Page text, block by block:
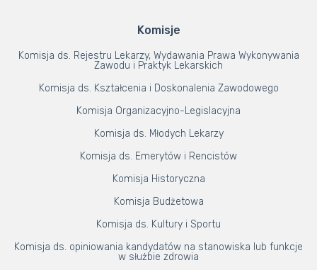
Komisje
Komisja ds. Rejestru Lekarzy, Wydawania Prawa Wykonywania
Zawodu i Praktyk Lekarskich
Komisja ds. Kształcenia i Doskonalenia Zawodowego
Komisja Organizacyjno-Legislacyjna
Komisja ds. Młodych Lekarzy
Komisja ds. Emerytów i Rencistów
Komisja Historyczna
Komisja Budżetowa
Komisja ds. Kultury i Sportu
Komisja ds. opiniowania kandydatów na stanowiska lub funkcje
w służbie zdrowia